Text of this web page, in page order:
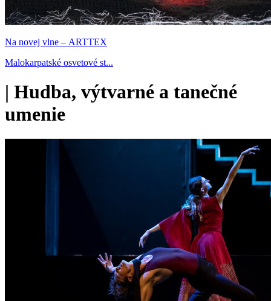
Na novej vlne – ARTTEX
Malokarpatské osvetové st...
| Hudba, výtvarné a tanečné
umenie